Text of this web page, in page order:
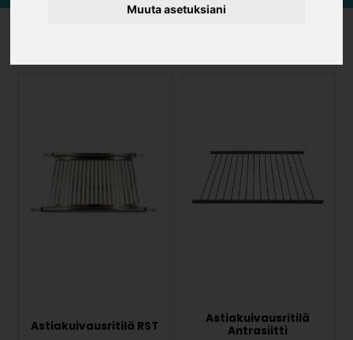
Muuta asetuksiani
Astiakuivausritilä RST
Astiakuivausritilä
Antrasiitti